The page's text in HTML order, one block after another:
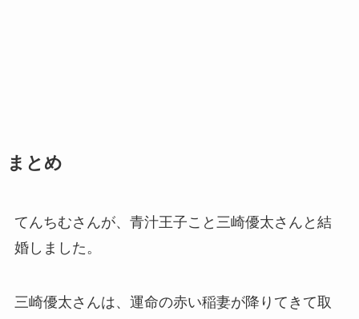
まとめ
てんちむさんが、青汁王子こと三崎優太さんと結
婚しました。
三崎優太さんは、運命の赤い稲妻が降りてきて取